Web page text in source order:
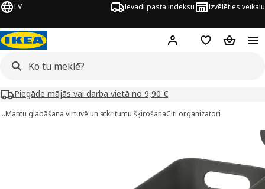
LV Ievadi pasta indeksu Izvēlēties veikalu
Hej! Pierakstīties
PirkumuPirkumu
Piegāde mājās vai darba vietā no 9,90 €
…Mantu glabāšana virtuvē un atkritumu šķirošanaCiti organizatori